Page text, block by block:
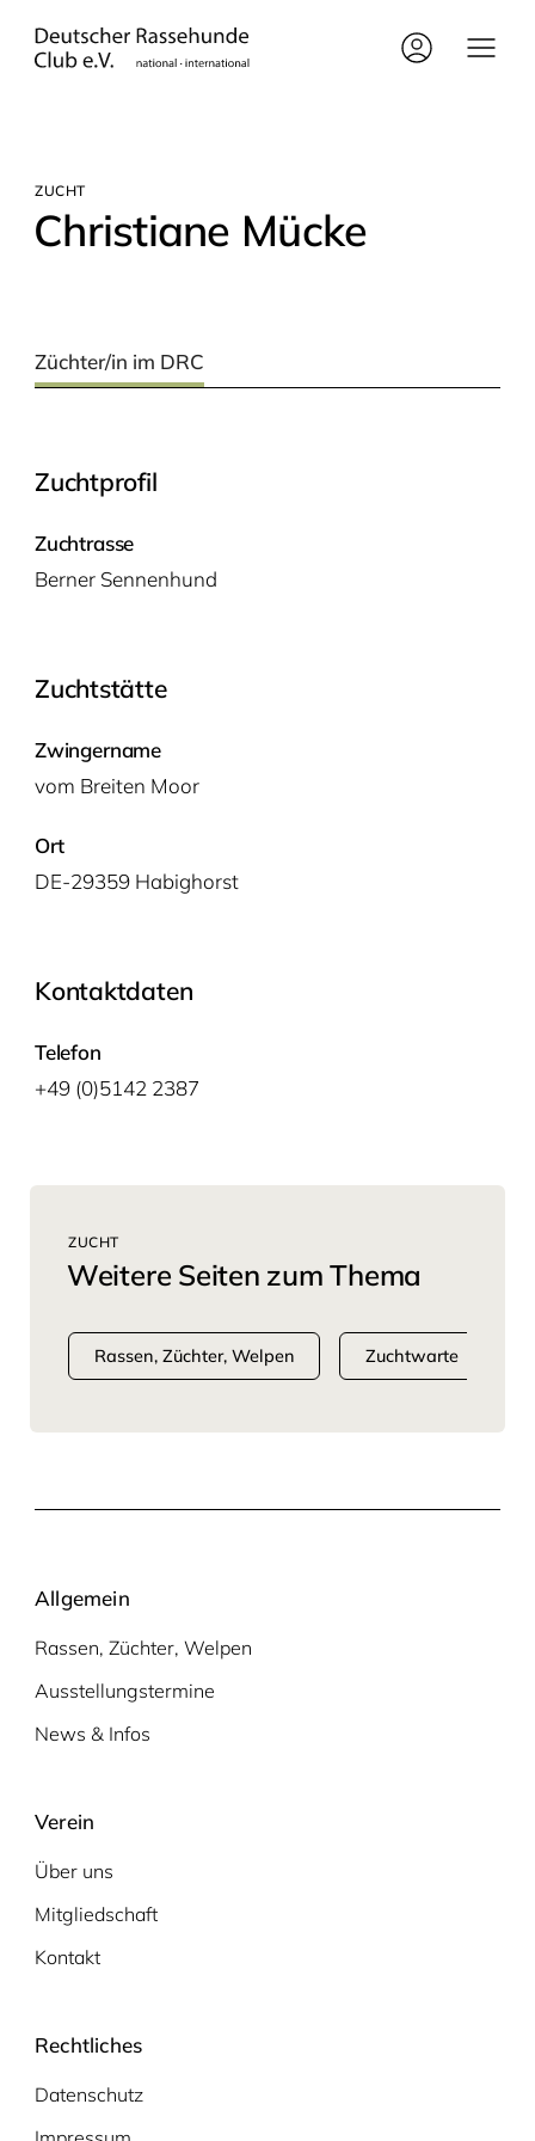
ZUCHT
Chris­tia­ne Mücke
Züchter/in im DRC
Zuchtprofil
Zuchtrasse
Ber­ner Sennenhund
Zuchtstätte
Zwingername
vom Brei­ten Moor
Ort
DE-29359 Habighorst
Kontaktdaten
Telefon
+49 (0)5142 2387
ZUCHT
Weitere Seiten zum Thema
Rassen, Züchter, Welpen Zuchtwarte
Allgemein
Rassen, Züchter, Welpen
Ausstellungstermine
News & Infos
Verein
Über uns
Mitgliedschaft
Kontakt
Rechtliches
Datenschutz